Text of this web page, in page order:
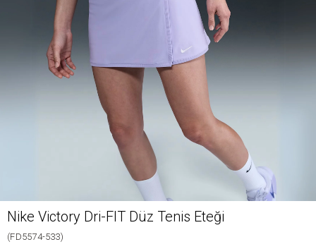
Nike Victory Dri-FIT Düz Tenis Eteği
(FD5574-533)